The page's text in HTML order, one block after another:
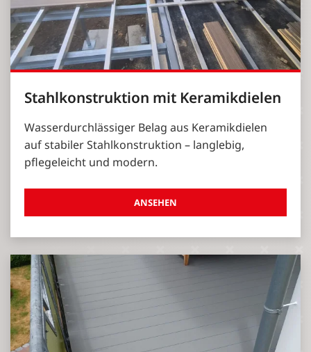
Stahlkonstruktion mit Keramikdielen
Wasserdurchlässiger Belag aus Keramikdielen
auf stabiler Stahlkonstruktion – langlebig,
pflegeleicht und modern.
ANSEHEN